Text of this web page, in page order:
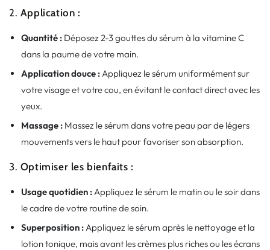
2. Application :
Quantité : Déposez 2-3 gouttes du sérum à la vitamine C
dans la paume de votre main.
Application douce :Appliquez le sérum uniformément sur
votre visage et votre cou, en évitant le contact direct avec les
yeux.
Massage : Massez le sérum dans votre peau par de légers
mouvements vers le haut pour favoriser son absorption.
3. Optimiser les bienfaits :
Usage quotidien :Appliquez le sérum le matin ou le soir dans
le cadre de votre routine de soin.
Superposition :Appliquez le sérum après le nettoyage et la
lotion tonique, mais avant les crèmes plus riches ou les écrans